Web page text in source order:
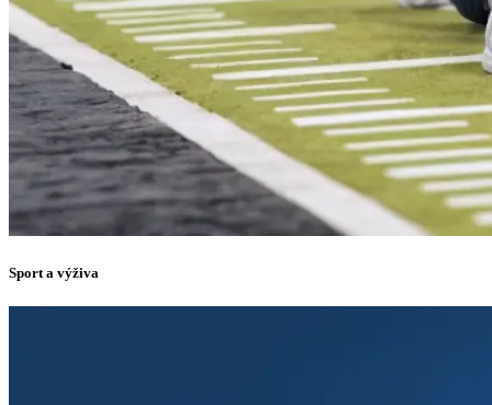
Sport a výživa